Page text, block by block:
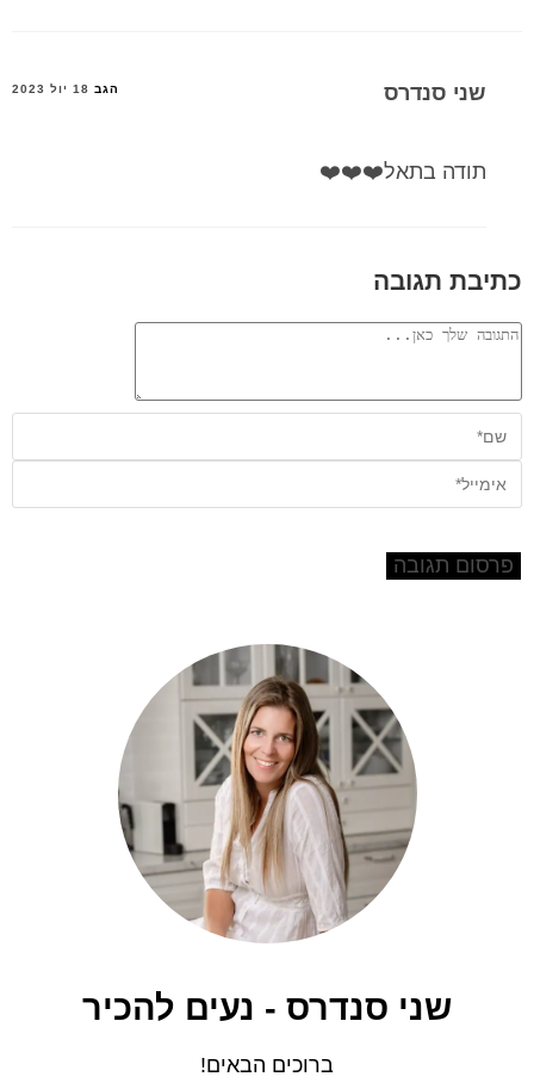
שני סנדרס הגב 18 יול 2023
תודה בתאל❤️❤️❤️
כתיבת תגובה
שני סנדרס - נעים להכיר
ברוכים הבאים!